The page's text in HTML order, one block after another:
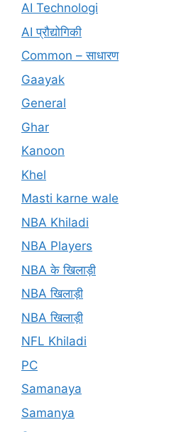
AI Technologi
AI प्रौद्योगिकी
Common – साधारण
Gaayak
General
Ghar
Kanoon
Khel
Masti karne wale
NBA Khiladi
NBA Players
NBA के खिलाड़ी
NBA खिलाड़ी
NBA खिलाड़ी
NFL Khiladi
PC
Samanaya
Samanya